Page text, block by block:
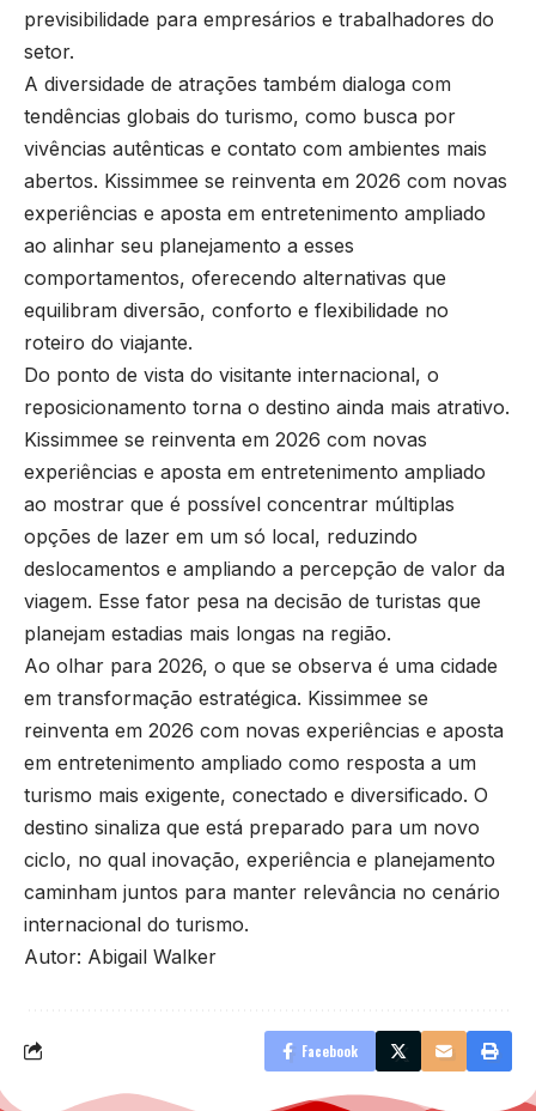
previsibilidade para empresários e trabalhadores do
setor.
A diversidade de atrações também dialoga com
tendências globais do turismo, como busca por
vivências autênticas e contato com ambientes mais
abertos. Kissimmee se reinventa em 2026 com novas
experiências e aposta em entretenimento ampliado
ao alinhar seu planejamento a esses
comportamentos, oferecendo alternativas que
equilibram diversão, conforto e flexibilidade no
roteiro do viajante.
Do ponto de vista do visitante internacional, o
reposicionamento torna o destino ainda mais atrativo.
Kissimmee se reinventa em 2026 com novas
experiências e aposta em entretenimento ampliado
ao mostrar que é possível concentrar múltiplas
opções de lazer em um só local, reduzindo
deslocamentos e ampliando a percepção de valor da
viagem. Esse fator pesa na decisão de turistas que
planejam estadias mais longas na região.
Ao olhar para 2026, o que se observa é uma cidade
em transformação estratégica. Kissimmee se
reinventa em 2026 com novas experiências e aposta
em entretenimento ampliado como resposta a um
turismo mais exigente, conectado e diversificado. O
destino sinaliza que está preparado para um novo
ciclo, no qual inovação, experiência e planejamento
caminham juntos para manter relevância no cenário
internacional do turismo.
Autor: Abigail Walker
Facebook